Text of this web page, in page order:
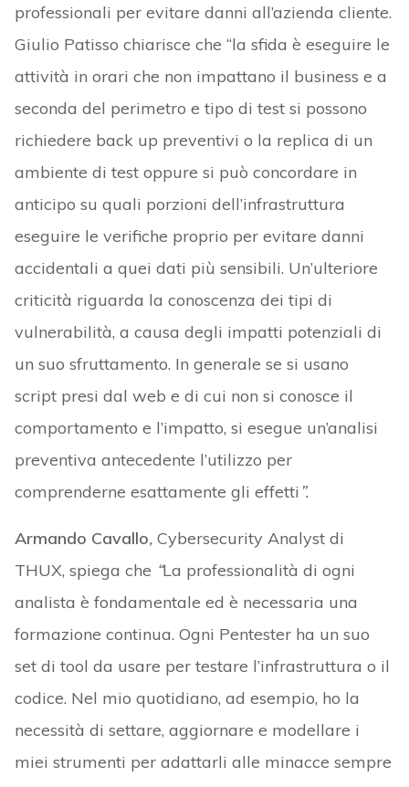
professionali per evitare danni all’azienda cliente.
Giulio Patisso chiarisce che “la sfida è eseguire le
attività in orari che non impattano il business e a
seconda del perimetro e tipo di test si possono
richiedere back up preventivi o la replica di un
ambiente di test oppure si può concordare in
anticipo su quali porzioni dell’infrastruttura
eseguire le verifiche proprio per evitare danni
accidentali a quei dati più sensibili. Un’ulteriore
criticità riguarda la conoscenza dei tipi di
vulnerabilità, a causa degli impatti potenziali di
un suo sfruttamento. In generale se si usano
script presi dal web e di cui non si conosce il
comportamento e l’impatto, si esegue un’analisi
preventiva antecedente l’utilizzo per
comprenderne esattamente gli effetti ”.
Armando Cavallo, Cybersecurity Analyst di
THUX, spiega che “La professionalità di ogni
analista è fondamentale ed è necessaria una
formazione continua. Ogni Pentester ha un suo
set di tool da usare per testare l’infrastruttura o il
codice. Nel mio quotidiano, ad esempio, ho la
necessità di settare, aggiornare e modellare i
miei strumenti per adattarli alle minacce sempre